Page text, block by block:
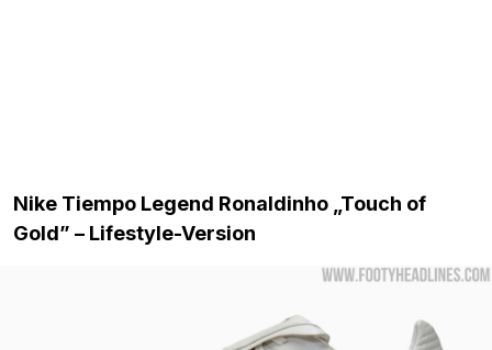
Nike Tiempo Legend Ronaldinho „Touch of
Gold” – Lifestyle-Version